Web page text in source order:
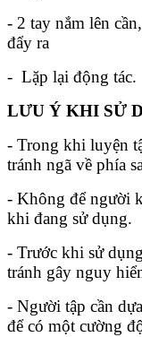
- 2 tay nắm lên
đẩy ra
- Lặp lại động tác.
LƯU Ý KHI SỬ
- Trong khi luyện
tránh ngã về phía
- Không để người
khi đang sử dụng.
- Trước khi sử
tránh gây nguy
- Người tập cần
để có một cường